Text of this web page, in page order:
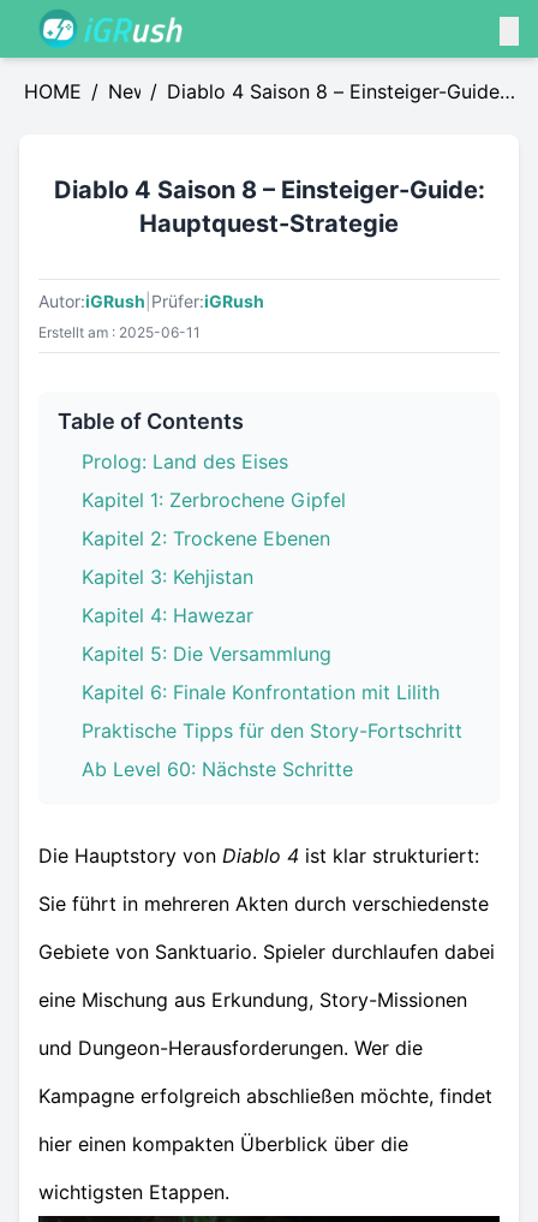
HOME / News
/ Diablo 4 Saison 8 – Einsteiger-Guide:
Diablo 4 Saison 8 – Einsteiger-Guide:
Hauptquest-Strategie
Autor:iGRush Prüfer:iGRush
Erstellt am : 2025-06-11
Table of Contents
Prolog: Land des Eises
Kapitel 1: Zerbrochene Gipfel
Kapitel 2: Trockene Ebenen
Kapitel 3: Kehjistan
Kapitel 4: Hawezar
Kapitel 5: Die Versammlung
Kapitel 6: Finale Konfrontation mit Lilith
Praktische Tipps für den Story-Fortschritt
Ab Level 60: Nächste Schritte
Die Hauptstory von Diablo 4 ist klar strukturiert:
Sie führt in mehreren Akten durch verschiedenste
Gebiete von Sanktuario. Spieler durchlaufen dabei
eine Mischung aus Erkundung, Story-Missionen
und Dungeon-Herausforderungen. Wer die
Kampagne erfolgreich abschließen möchte, findet
hier einen kompakten Überblick über die
wichtigsten Etappen.